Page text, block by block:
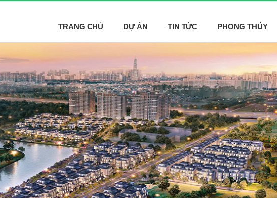
TRANG CHỦ DỰ ÁN TIN TỨC PHONG THỦY